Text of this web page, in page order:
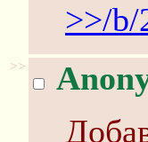
>>/b/
>>